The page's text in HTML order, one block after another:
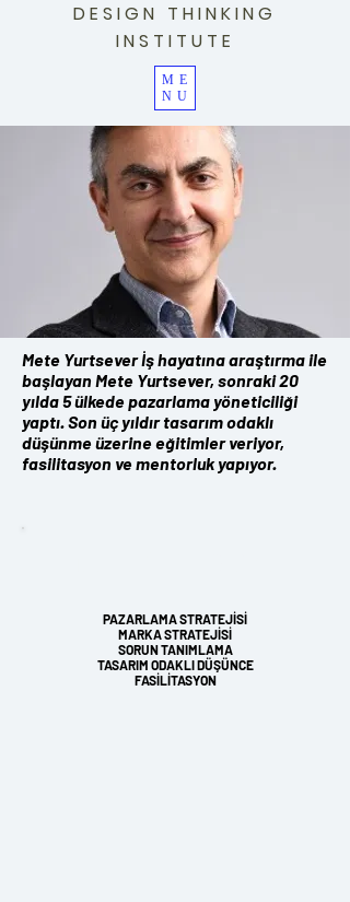
DESIGN THINKING
INSTITUTE
ME
NU
Mete Yurtsever İş hayatına araştırma ile
başlayan Mete Yurtsever, sonraki 20
yılda 5 ülkede pazarlama yöneticiliği
yaptı. Son üç yıldır tasarım odaklı
düşünme üzerine eğitimler veriyor,
fasilitasyon ve mentorluk yapıyor.
PAZARLAMA STRATEJİSİ
MARKA STRATEJİSİ
SORUN TANIMLAMA
TASARIM ODAKLI DÜŞÜNCE
FASİLİTASYON